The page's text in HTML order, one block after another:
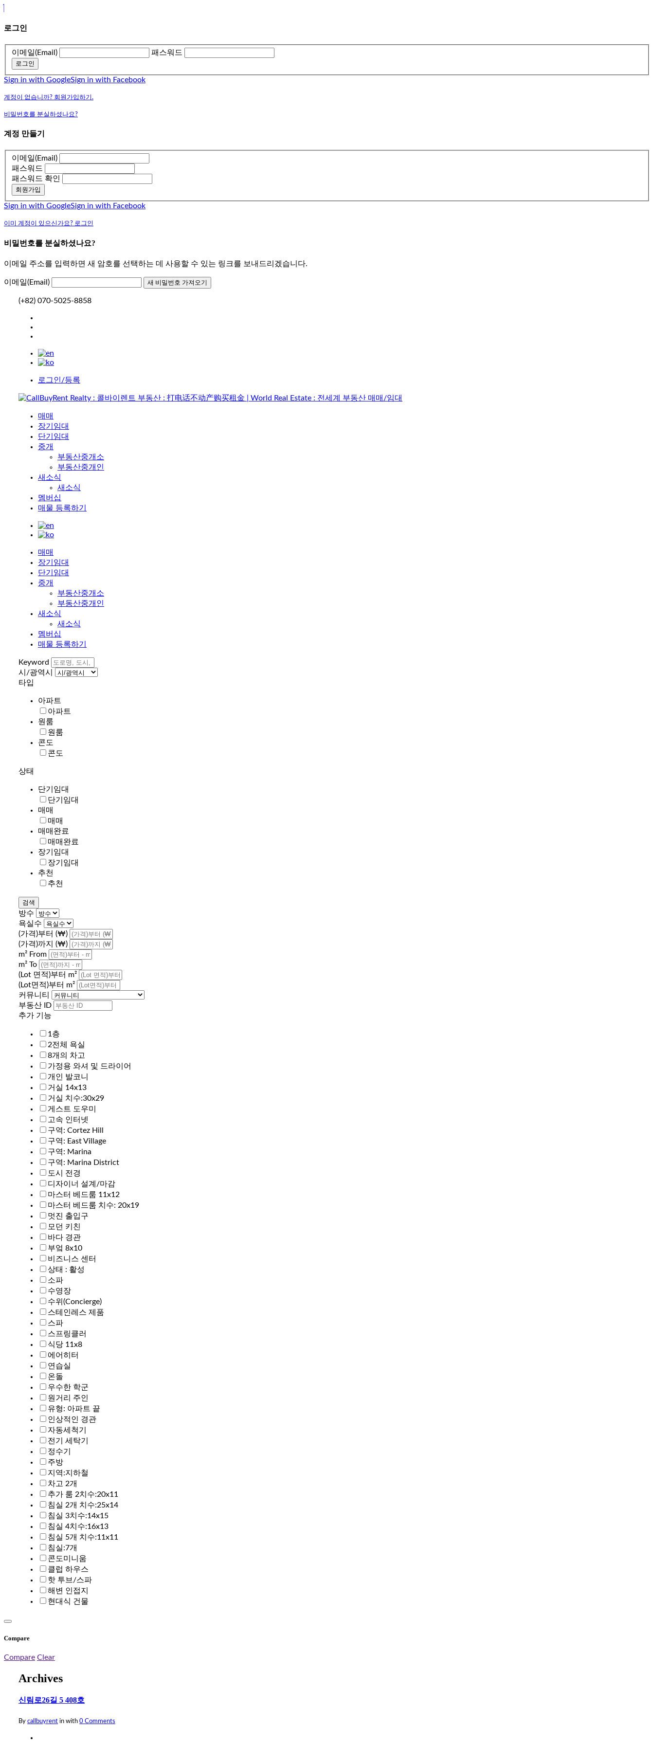
로그인
이메일(Email) 패스워드
로그인
Sign in with GoogleSign in with Facebook
계정이 없습니까? 회원가입하기.
비밀번호를 분실하셨나요?
계정 만들기
이메일(Email)
패스워드
패스워드 확인
회원가입
Sign in with GoogleSign in with Facebook
이미 계정이 있으신가요? 로그인
비밀번호를 분실하셨나요?
이메일 주소를 입력하면 새 암호를 선택하는 데 사용할 수 있는 링크를 보내드리겠습니다.
이메일(Email)
(+82) 070-5025-8858
로그인/등록
매매
장기임대
단기임대
중개
부동산중개소
부동산중개인
새소식
새소식
멤버십
매물 등록하기
매매
장기임대
단기임대
중개
부동산중개소
부동산중개인
새소식
새소식
멤버십
매물 등록하기
Keyword
시/광역시
타입
아파트
아파트
원룸
원룸
콘도
콘도
상태
단기임대
단기임대
매매
매매
매매완료
매매완료
장기임대
장기임대
추천
추천
방수
욕실수
(가격)부터 (₩)
(가격)까지 (₩)
m² From
m² To
(Lot 면적)부터 m²
(Lot면적)부터 m²
커뮤니티
부동산 ID
추가 기능
1층
2전체 욕실
8개의 차고
가정용 와셔 및 드라이어
개인 발코니
거실 14x13
거실 치수:30x29
게스트 도우미
고속 인터넷
구역: Cortez Hill
구역: East Village
구역: Marina
구역: Marina District
도시 전경
디자이너 설계/마감
마스터 베드룸 11x12
마스터 베드룸 치수: 20x19
멋진 출입구
모던 키친
바다 경관
부엌 8x10
비즈니스 센터
상태 : 활성
소파
수영장
수위(Concierge)
스테인레스 제품
스파
스프링클러
식당 11x8
에어히터
연습실
온돌
우수한 학군
원거리 주인
유형: 아파트 끝
인상적인 경관
자동세척기
전기 세탁기
정수기
주방
지역:지하철
차고 2개
추가 룸 2치수:20x11
침실 2개 치수:25x14
침실 3치수:14x15
침실 4치수:16x13
침실 5개 치수:11x11
침실:7개
콘도미니움
클럽 하우스
핫 투브/스파
해변 인접지
현대식 건물
Compare
Compare Clear
Archives
신림로26길 5 408호
By callbuyrent in with 0 Comments